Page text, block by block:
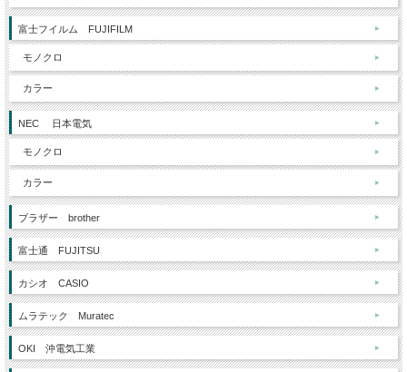
富士フイルム FUJIFILM
モノクロ
カラー
NEC 日本電気
モノクロ
カラー
ブラザー brother
富士通 FUJITSU
カシオ CASIO
ムラテック Muratec
OKI 沖電気工業